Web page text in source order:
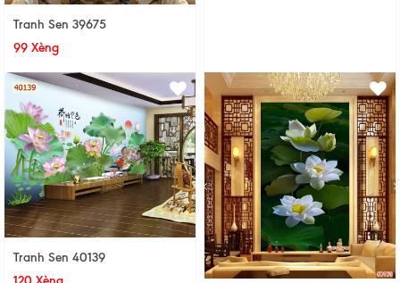
Tranh Sen 39675
99 Xèng
Tranh Sen 40139